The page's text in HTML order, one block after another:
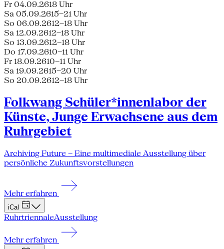
Fr 04.09.2618 Uhr
Sa 05.09.2615–21 Uhr
So 06.09.2612–18 Uhr
Sa 12.09.2612–18 Uhr
So 13.09.2612–18 Uhr
Do 17.09.2610–11 Uhr
Fr 18.09.2610–11 Uhr
Sa 19.09.2615–20 Uhr
So 20.09.2612–18 Uhr
Folkwang Schüler*innenlabor der
Künste, Junge Erwachsene aus dem
Ruhrgebiet
Archiving Future – Eine multimediale Ausstellung über
persönliche Zukunftsvorstellungen
Mehr erfahren
iCal
RuhrtriennaleAusstellung
Mehr erfahren